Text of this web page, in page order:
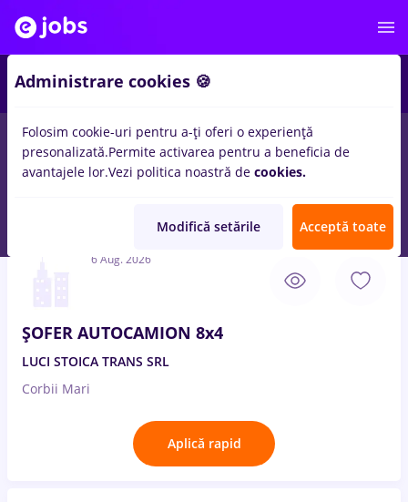
Salarii Remote (de acasă) București Cluj-
6 Aug. 2026
ȘOFER AUTOCAMION 8x4
LUCI STOICA TRANS SRL
Corbii Mari
Aplică rapid
Administrare cookies 🍪
Folosim cookie-uri pentru a-ți oferi o experiență
presonalizată.Permite activarea pentru a beneficia de
avantajele lor.Vezi politica noastră de cookies.
Modifică setările Acceptă toate